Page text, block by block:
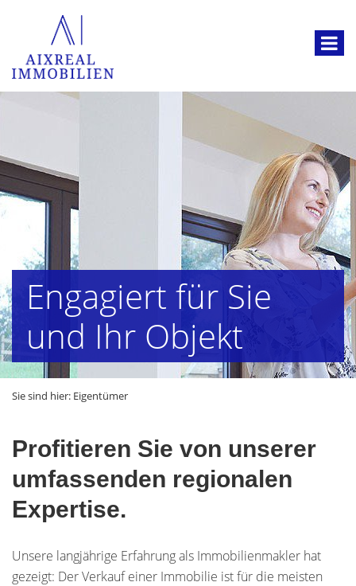
Engagiert für Sie
und Ihr Objekt
Sie sind hier: Eigentümer
Profitieren Sie von unserer
umfassenden regionalen
Expertise.
Unsere langjährige Erfahrung als Immobilienmakler hat
gezeigt: Der Verkauf einer Immobilie ist für die meisten